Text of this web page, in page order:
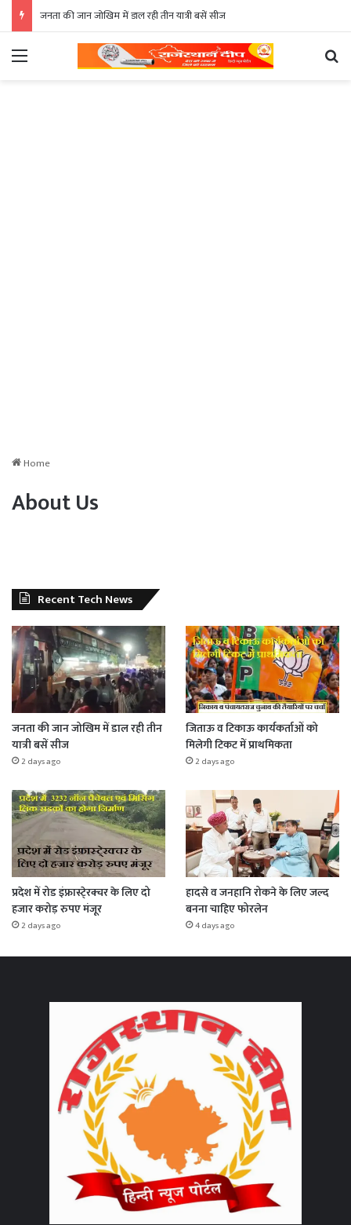
जनता की जान जोखिम में डाल रही तीन यात्री बसें सीज
Menu
Home
About Us
Recent Tech News
जनता की जान जोखिम में डाल रही तीन
यात्री बसें सीज
2 days ago
जिताऊ व टिकाऊ कार्यकर्ताओं को
मिलेगी टिकट में प्राथमिकता
2 days ago
प्रदेश में रोड इंफ्रास्टे्रक्चर के लिए दो
हजार करोड़ रुपए मंजूर
2 days ago
हादसे व जनहानि रोकने के लिए जल्द
बनना चाहिए फोरलेन
4 days ago